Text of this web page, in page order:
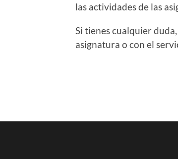
las actividades de las
Si tienes cualquier
asignatura o con el